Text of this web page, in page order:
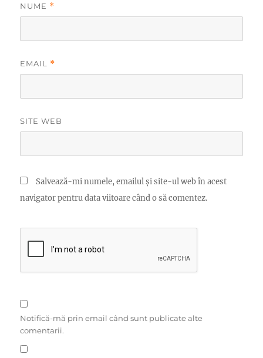
NUME *
EMAIL *
SITE WEB
Salvează-mi numele, emailul și site-ul web în acest
navigator pentru data viitoare când o să comentez.
Notifică-mă prin email când sunt publicate alte
comentarii.